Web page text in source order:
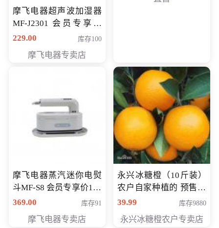
摩飞电器超声波加湿器
MF-J2301 会员专享价
168元
229.00 库存100
摩飞电器专卖店
摩飞电器蒸汽迷你电熨
斗MF-S8 会员专享价168
元
369.00 库存91
摩飞电器专卖店
永兴冰糖橙（10斤装）
农户自家种植的 预售10
万斤 会员包邮专享价
39.99 库存9880
永兴冰糖橙农户专卖店